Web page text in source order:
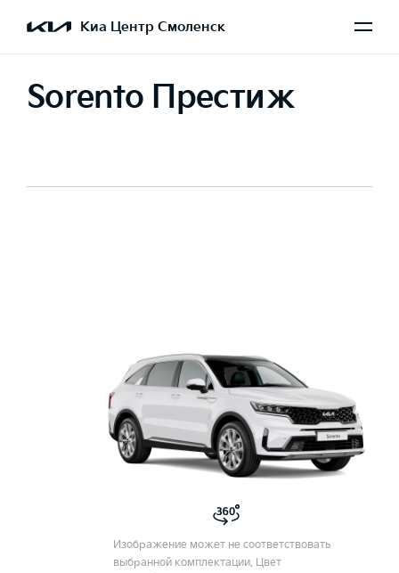
Киа Центр Смоленск
Sorento Престиж
Изображение может не соответствовать
выбранной комплектации. Цвет